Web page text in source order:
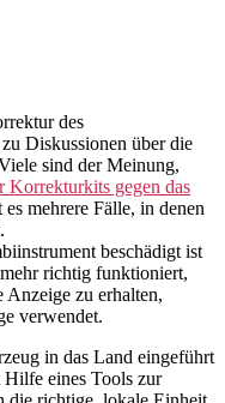
des
Diskussionen über die
sind der Meinung,
Korrekturkits gegen das
mehrere Fälle, in denen
beschädigt ist
richtig funktioniert,
Anzeige zu erhalten,
verwendet.
in das Land eingeführt
eines Tools zur